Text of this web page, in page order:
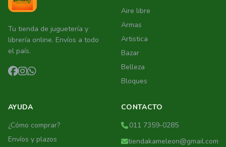
Tu tienda de juguetería y
librería online. Envíos a todo
el país.
Aire libre
Armas
Artistica
Bazar
Belleza
Bloques
AYUDA
¿Cómo comprar?
Envíos y plazos
CONTACTO
011 7359-0285
tiendakameleon@gmail.com